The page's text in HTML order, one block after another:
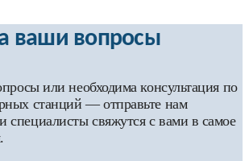
ваши вопросы
или необходима консультация по
станций — отправьте нам
свяжутся с вами в самое